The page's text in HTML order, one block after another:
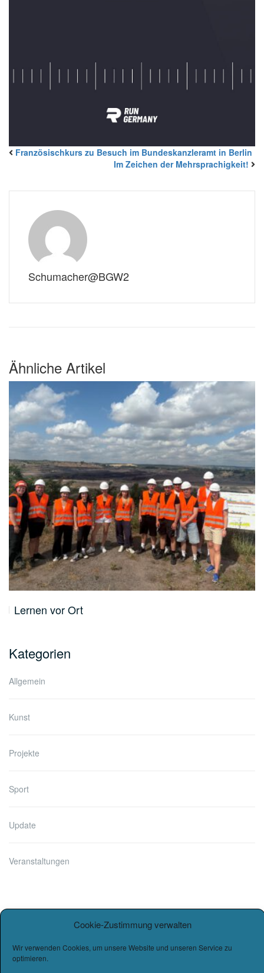
Cookie-Zustimmung verwalten
Wir verwenden Cookies, um unsere Website und unseren Service zu
optimieren.
Französischkurs zu Besuch im Bundeskanzleramt in Berlin
Im Zeichen der Mehrsprachigkeit!
Schumacher@BGW2
Ähnliche Artikel
Lernen vor Ort
Kategorien
Allgemein
Kunst
Projekte
Sport
Update
Veranstaltungen